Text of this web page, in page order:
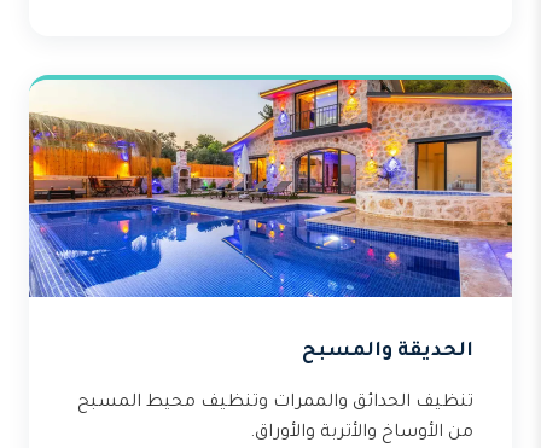
الحديقة والمسبح
تنظيف الحدائق والممرات وتنظيف محيط المسبح
من الأوساخ والأتربة والأوراق.